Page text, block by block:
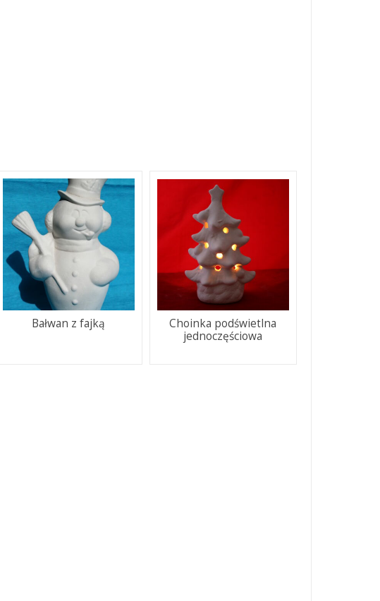
Bałwan z fajką
Choinka podświetlna
jednoczęściowa